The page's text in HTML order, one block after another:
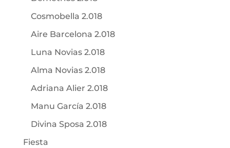
Cosmobella 2.018
Aire Barcelona 2.018
Luna Novias 2.018
Alma Novias 2.018
Adriana Alier 2.018
Manu García 2.018
Divina Sposa 2.018
Fiesta